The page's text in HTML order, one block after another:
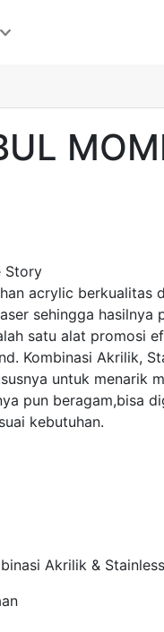
Story
acrylic berkualitas
sehingga hasilnya
satu alat promosi
Kombinasi Akrilik,
untuk menarik
pun beragam,bisa
kebutuhan.
Akrilik &